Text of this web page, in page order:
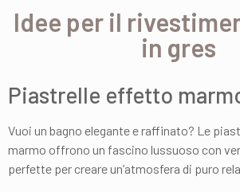
Idee per il
in gres
Piastrelle effetto
Vuoi un bagno elegante e raffinato? Le
marmo offrono un fascino lussuoso con
perfette per creare un’atmosfera di puro